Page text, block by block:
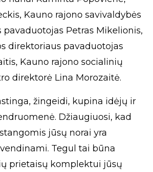
Kauno rajono savivaldybės
Petras Mikelionis,
direktoriaus pavaduotojas
Kauno rajono socialinių
direktorė Lina Morozaitė.
žingeidi, kupina idėjų ir
Džiaugiuosi, kad
jūsų norai yra
Tegul tai būna
prietaisų komplektui jūsų